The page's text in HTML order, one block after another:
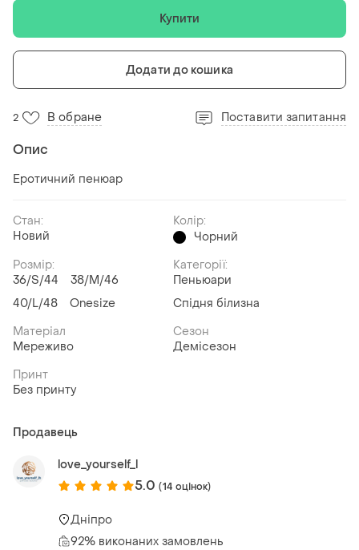
Купити
Додати до кошика
2 В обране Поставити запитання
Опис
Еротичний пенюар
Стан:
Новий
Колір:
Чорний
Розмір:
36/S/44
38/M/46
40/L/48
Onesize
Категорії:
Пеньюари
Спідня білизна
Матеріал
Мереживо
Сезон
Демісезон
Принт
Без принту
Продавець
love_yourself_l
5.0 (14 оцінок)
Дніпро
92% виконаних замовлень